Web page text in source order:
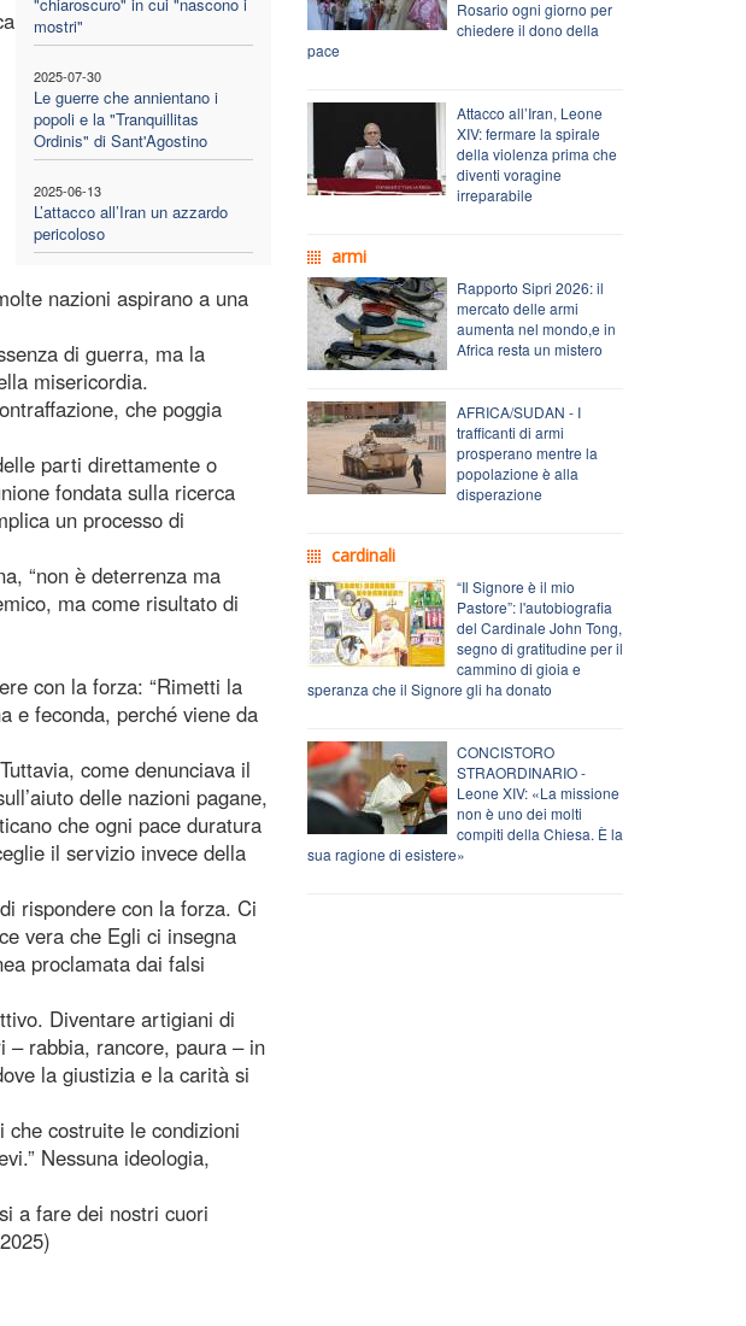
mostri"
2025-07-30
Le guerre che annientano i
popoli e la "Tranquillitas
Ordinis" di Sant'Agostino
2025-06-13
L’attacco all’Iran un azzardo
pericoloso
nazioni aspirano a una
di guerra, ma la
misericordia.
che poggia
parti direttamente o
fondata sulla ricerca
un processo di
“non è deterrenza ma
ma come risultato di
con la forza: “Rimetti la
e feconda, perché viene da
come denunciava il
delle nazioni pagane,
che ogni pace duratura
il servizio invece della
rispondere con la forza. Ci
vera che Egli ci insegna
proclamata dai falsi
Diventare artigiani di
– rabbia, rancore, paura – in
la giustizia e la carità si
che costruite le condizioni
Nessuna ideologia,
a fare dei nostri cuori
Rosario ogni giorno per
chiedere il dono della
pace
Attacco all’Iran, Leone
XIV: fermare la spirale
della violenza prima che
diventi voragine
irreparabile
armi
Rapporto Sipri 2026: il
mercato delle armi
aumenta nel mondo,e in
Africa resta un mistero
AFRICA/SUDAN - I
trafficanti di armi
prosperano mentre la
popolazione è alla
disperazione
cardinali
“Il Signore è il mio
Pastore”: l'autobiografia
del Cardinale John Tong,
segno di gratitudine per il
cammino di gioia e
speranza che il Signore gli ha donato
CONCISTORO
STRAORDINARIO -
Leone XIV: «La missione
non è uno dei molti
compiti della Chiesa. È la
sua ragione di esistere»